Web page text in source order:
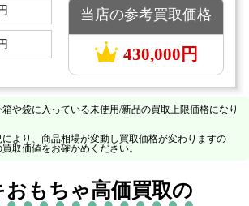
当店の参考買取価格
430,000円
箱や袋に入っている未使用/新品の買取上限価格になり
により、商品相場が変動し買取価格が変わりますの
取価値をお確かめください。
おもちゃ高価買取の